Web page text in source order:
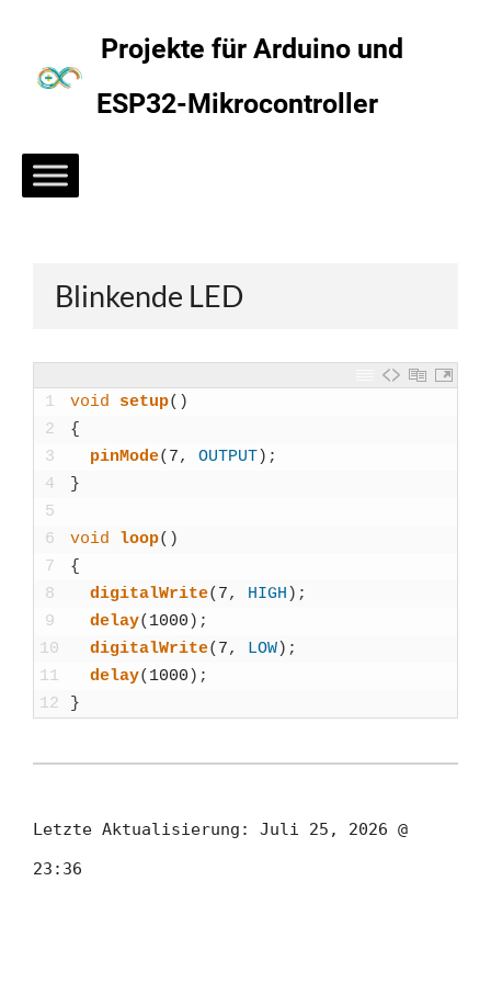
springen
Projekte für Arduino und
ESP32-Mikrocontroller
Blinkende LED
1
2
3
4
5
6
7
8
9
10
11
12
void set­up( )
{
pin­Mo­de( 7, OUTPUT) ;
}
void loop( )
{
digi­tal­Wri­te( 7, HIGH ) ;
delay( 1000 ) ;
digi­tal­Wri­te( 7, LOW) ;
delay( 1000 ) ;
}
Letzte Aktualisierung: Juli 25, 2026 @
23:36